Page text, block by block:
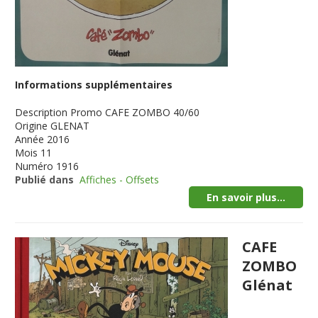
Informations supplémentaires
Description Promo CAFE ZOMBO 40/60
Origine GLENAT
Année 2016
Mois 11
Numéro 1916
Publié dans Affiches - Offsets
En savoir plus...
CAFE
ZOMBO
Glénat